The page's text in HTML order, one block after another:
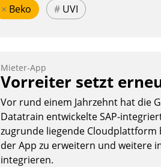
× Beko # UVI
Mieter-App
Vorreiter setzt
Vor rund einem Jahrzehnt hat die
Datatrain entwickelte SAP-
zugrunde liegende
der App zu erweitern und weitere
integrieren.